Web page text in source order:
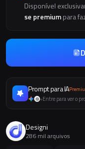
Disponível
se premiumpara
Prompt para IA
+Entre para ver o
Designi
286 mil arquivos